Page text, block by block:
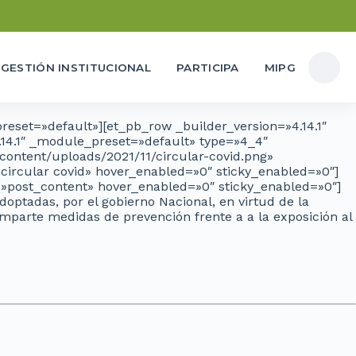
GESTIÓN INSTITUCIONAL PARTICIPA MIPG
_builder_version=»4.14.1″
_module_preset=»default» type=»4_4″
uploads/2021/11/circular-covid.png»
covid» hover_enabled=»0″ sticky_enabled=»0″]
hover_enabled=»0″ sticky_enabled=»0″]
por el gobierno Nacional, en virtud de la
medidas de prevención frente a a la exposición al